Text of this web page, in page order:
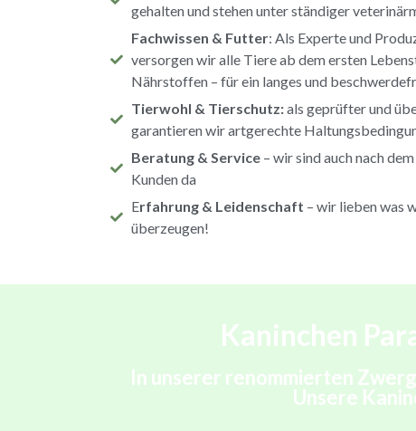
gehalten und stehen unter ständiger
Fachwissen & Futter: Als Experte und
versorgen wir alle Tiere ab dem ersten
Nährstoffen – für ein langes und
Tierwohl & Tierschutz:als geprüfter und
garantieren wir artgerechte
Beratung & Service – wir sind auch nach
Kunden da
Erfahrung & Leidenschaft – wir lieben was
überzeugen!
Kaninchen
In unserer renommierten
Unsere